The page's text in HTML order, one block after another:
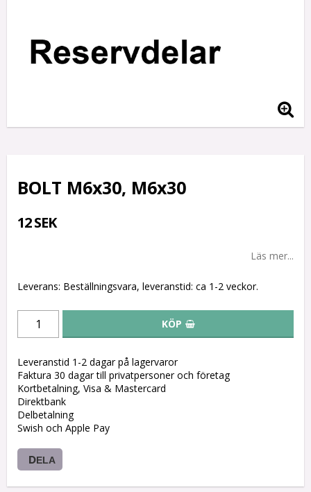
BOLT M6x30, M6x30
12 SEK
Läs mer...
Leverans: Beställningsvara, leveranstid: ca 1-2 veckor.
KÖP
Leveranstid 1-2 dagar på lagervaror
Faktura 30 dagar till privatpersoner och företag
Kortbetalning, Visa & Mastercard
Direktbank
Delbetalning
Swish och Apple Pay
DELA